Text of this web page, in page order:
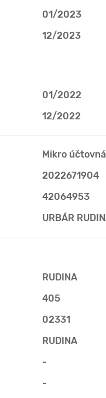
01/2023
12/2023
01/2022
12/2022
Mikro
2022671904
42064953
URBÁR
RUDINA
405
02331
RUDINA
-
-